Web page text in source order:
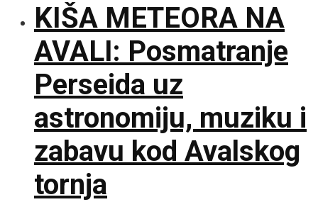
KIŠA METEORA NA
AVALI: Posmatranje
Perseida uz
astronomiju, muziku i
zabavu kod Avalskog
tornja